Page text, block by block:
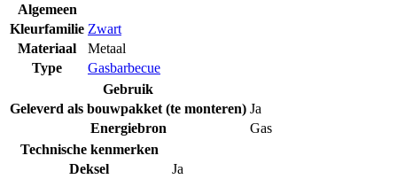
Algemeen
Kleurfamilie Zwart
Materiaal
Metaal
Type
Gasbarbecue
Gebruik
Geleverd als bouwpakket (te monteren) Ja
Energiebron
Gas
Technische kenmerken
Deksel
Ja